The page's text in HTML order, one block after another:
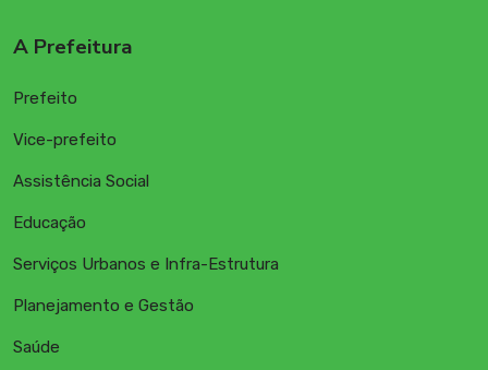
A Prefeitura
Prefeito
Vice-prefeito
Assistência Social
Educação
Serviços Urbanos e Infra-Estrutura
Planejamento e Gestão
Saúde